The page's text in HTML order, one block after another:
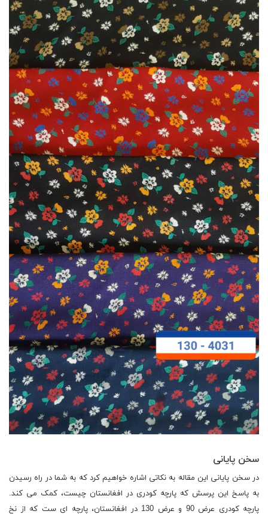
سخن پایانی
در سخن پایانی این مقاله به نکاتی اشاره خواهیم کرد که به شما در راه رسیدن
به پاسخ این پرسش که پارچه کودری در افغانستان چیست، کمک می کند.
پارچه کودری عرض 90 و عرض 130 در افغانستان، پارچه ای ست که از نخ